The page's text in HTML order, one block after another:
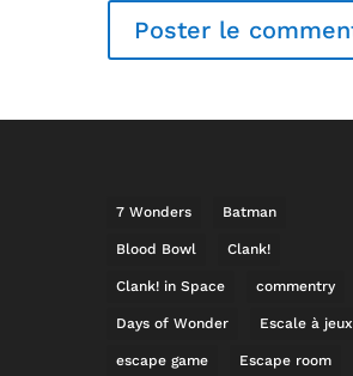
7 Wonders Batman
Blood Bowl Clank!
Clank! in Space commentry
Days of Wonder Escale à jeux
escape game Escape room